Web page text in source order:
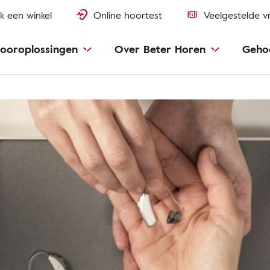
een winkel Online hoortest Veelgestelde
Over Beter Horen